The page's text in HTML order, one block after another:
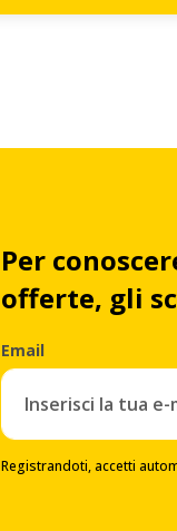
Per
offerte, gli
Email
Registrandoti, accetti